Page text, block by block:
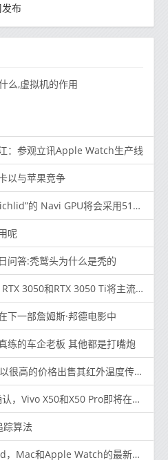
布
么,虚拟机的作用
：参观立讯Apple Watch生产线
以与苹果竞争
的 Navi GPU将会采用5120流处理器
呢
问答:秃鹫头为什么是秃的
和RTX 3050 Ti将主流游戏带入笔记本电脑
下一部詹姆斯·邦德电影中
练的车企老板 其他都是打嘴炮
的价格出售其红外温度传感器功能
X50和X50 Pro即将在印度推出
算法
和Apple Watch的最新软件更新